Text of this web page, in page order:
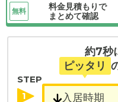
無料
料金見積もりで
まとめて確認
約7秒
ピッタリ
STEP
1